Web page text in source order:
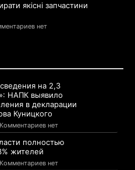
якісні запчастини
нет
на 2,3
НАПК выявило
в декларации
Куницкого
Комментариев нет
полностью
жителей
Комментариев нет